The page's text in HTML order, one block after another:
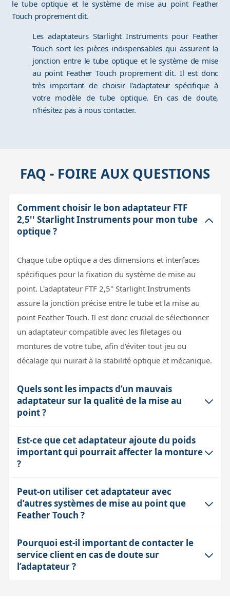
le tube optique et le système de mise au point Feather
Touch proprement dit.
Les adaptateurs Starlight Instruments pour Feather
Touch sont les pièces indispensables qui assurent la
jonction entre le tube optique et le système de mise
au point Feather Touch proprement dit. Il est donc
très important de choisir l'adaptateur spécifique à
votre modèle de tube optique. En cas de doute,
n'hésitez pas à nous contacter.
FAQ - FOIRE AUX QUESTIONS
Comment choisir le bon adaptateur FTF
2,5'' Starlight Instruments pour mon tube
optique ?
Chaque tube optique a des dimensions et interfaces
spécifiques pour la fixation du système de mise au
point. L'adaptateur FTF 2,5'' Starlight Instruments
assure la jonction précise entre le tube et la mise au
point Feather Touch. Il est donc crucial de sélectionner
un adaptateur compatible avec les filetages ou
montures de votre tube, afin d'éviter tout jeu ou
décalage qui nuirait à la stabilité optique et mécanique.
Quels sont les impacts d’un mauvais
adaptateur sur la qualité de la mise au
point ?
Un adaptateur mal adapté peut engendrer un jeu
mécanique, un porte-à-faux ou un désalignement du
système de mise au point. Cela se traduit par une
de netteté, voire des vibrations qui dégradent le
confort d’observation ou la qualité des images en
Est-ce que cet adaptateur ajoute du poids
important qui pourrait affecter la monture
?
L’adaptateur FTF 2,5'' Starlight Instruments est conçu
en matériaux légers et robustes, souvent en aluminium
usiné, pour minimiser le poids ajouté. En général, son
mais il faut toujours considérer le poids total du tube et
accessoires pour garantir la stabilité.
Peut-on utiliser cet adaptateur avec
d’autres systèmes de mise au point que
Feather Touch ?
Non, cet adaptateur est spécifiquement conçu pour
assurer la jonction avec les systèmes de mise au point
Feather Touch. Son usinage et ses fixations
Pourquoi est-il important de contacter le
service client en cas de doute sur
l’adaptateur ?